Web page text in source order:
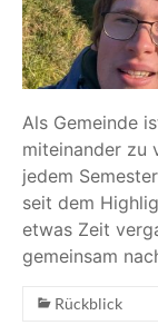
Als Gemeinde
miteinander zu
jedem
seit dem
etwas Zeit
gemeinsam
Rückblick